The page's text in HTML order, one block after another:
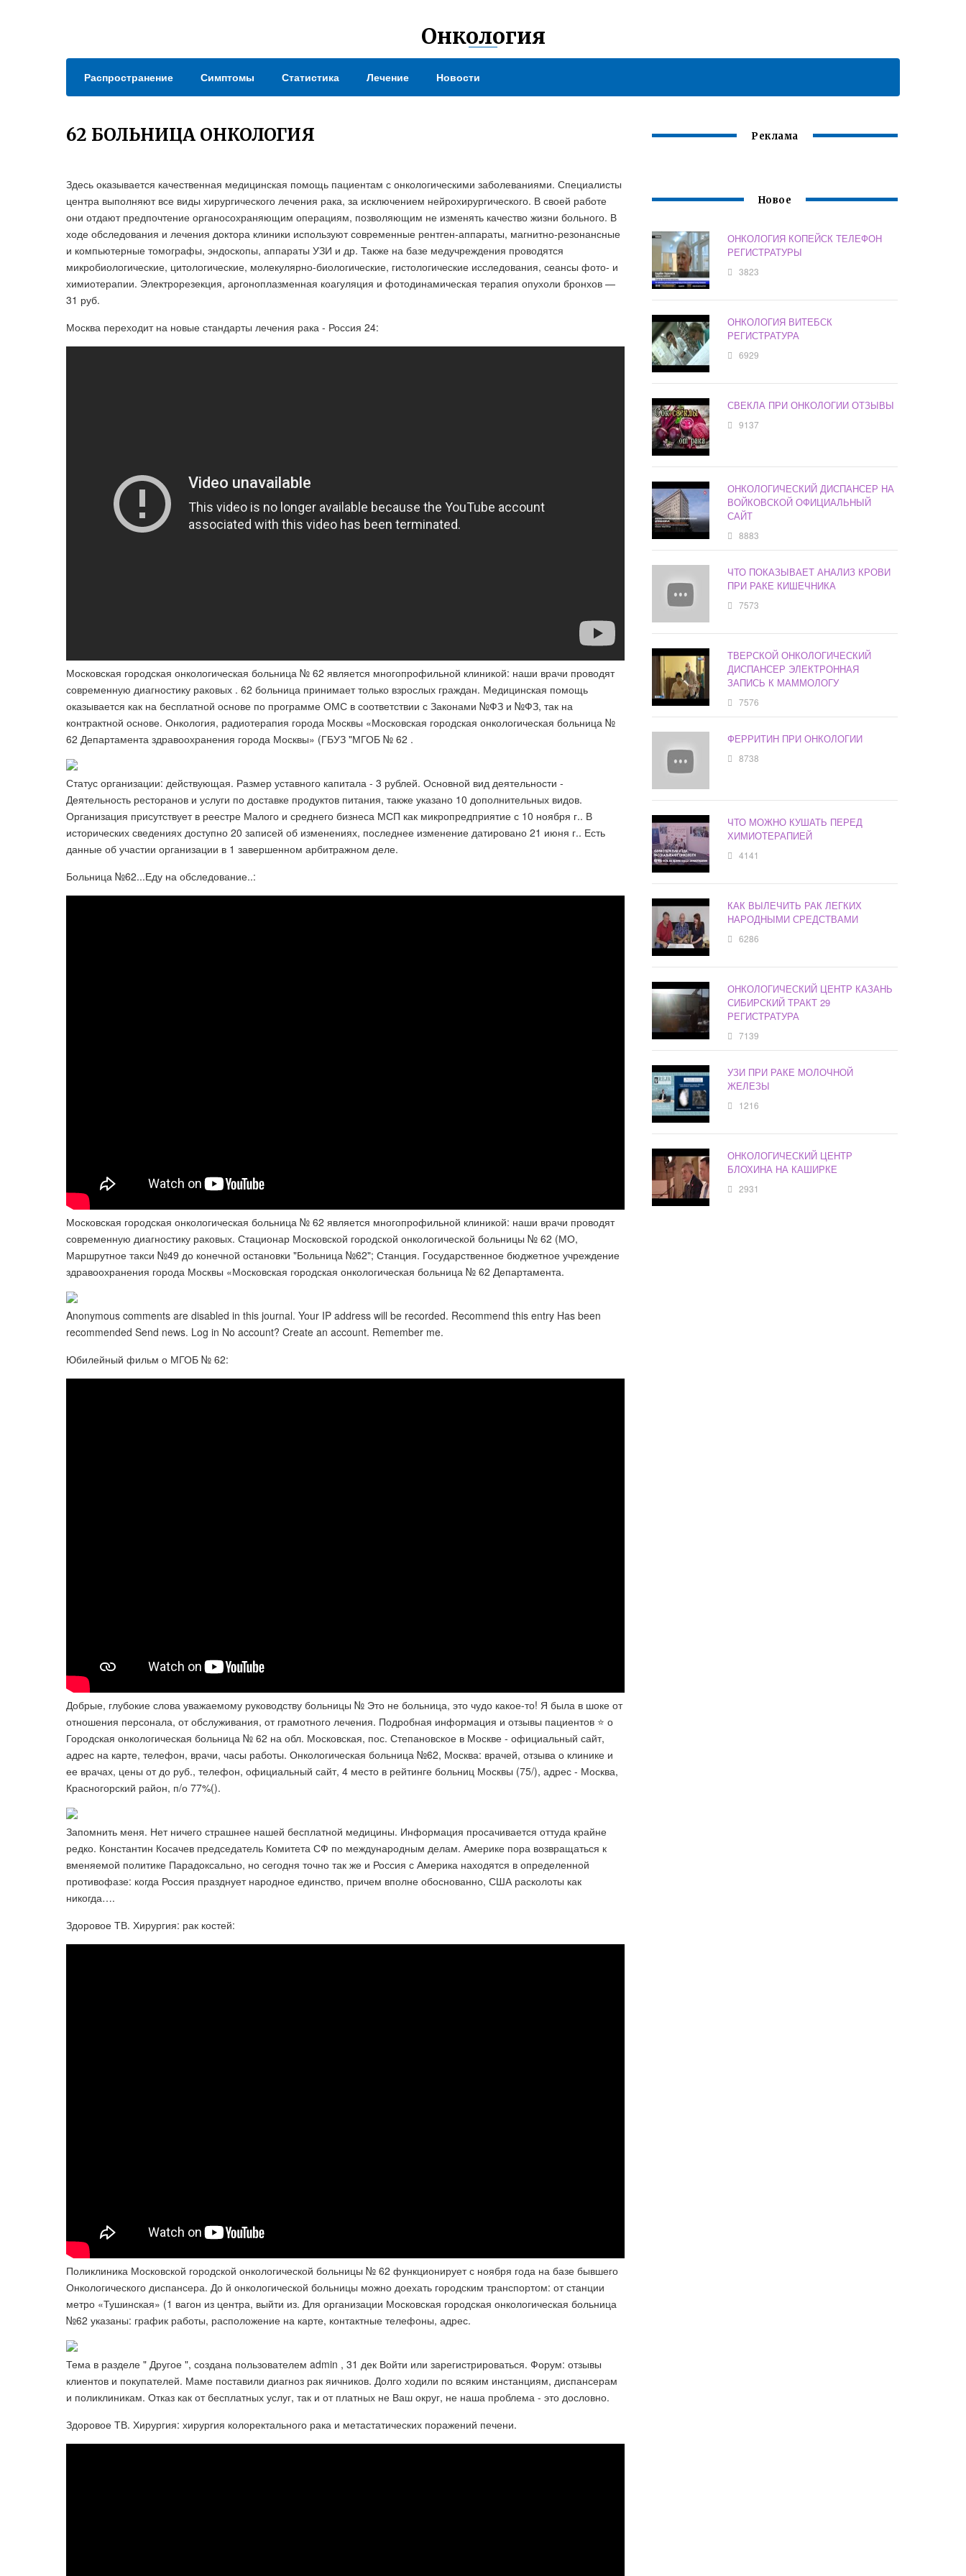
Онкология
Распространение Симптомы Статистика Лечение Новости
62 БОЛЬНИЦА ОНКОЛОГИЯ
Здесь оказывается качественная медицинская помощь пациентам с онкологическими заболеваниями. Специалисты
центра выполняют все виды хирургического лечения рака, за исключением нейрохирургического. В своей работе
они отдают предпочтение органосохраняющим операциям, позволяющим не изменять качество жизни больного. В
ходе обследования и лечения доктора клиники используют современные рентген-аппараты, магнитно-резонансные
и компьютерные томографы, эндоскопы, аппараты УЗИ и др. Также на базе медучреждения проводятся
микробиологические, цитологические, молекулярно-биологические, гистологические исследования, сеансы фото- и
химиотерапии. Электрорезекция, аргоноплазменная коагуляция и фотодинамическая терапия опухоли бронхов —
31 руб.
Москва переходит на новые стандарты лечения рака - Россия 24:
Московская городская онкологическая больница № 62 является многопрофильной клиникой: наши врачи проводят
современную диагностику раковых . 62 больница принимает только взрослых граждан. Медицинская помощь
оказывается как на бесплатной основе по программе ОМС в соответствии с Законами №ФЗ и №ФЗ, так на
контрактной основе. Онкология, радиотерапия города Москвы «Московская городская онкологическая больница №
62 Департамента здравоохранения города Москвы» (ГБУЗ "МГОБ № 62 .
Статус организации: действующая. Размер уставного капитала - 3 рублей. Основной вид деятельности -
Деятельность ресторанов и услуги по доставке продуктов питания, также указано 10 дополнительных видов.
Организация присутствует в реестре Малого и среднего бизнеса МСП как микропредприятие с 10 ноября г.. В
исторических сведениях доступно 20 записей об изменениях, последнее изменение датировано 21 июня г.. Есть
данные об участии организации в 1 завершенном арбитражном деле.
Больница №62...Еду на обследование..:
Московская городская онкологическая больница № 62 является многопрофильной клиникой: наши врачи проводят
современную диагностику раковых. Стационар Московской городской онкологической больницы № 62 (МО,
Маршрутное такси №49 до конечной остановки "Больница №62"; Станция. Государственное бюджетное учреждение
здравоохранения города Москвы «Московская городская онкологическая больница № 62 Департамента.
Anonymous comments are disabled in this journal. Your IP address will be recorded. Recommend this entry Has been
recommended Send news. Log in No account? Create an account. Remember me.
Юбилейный фильм о МГОБ № 62:
Добрые, глубокие слова уважаемому руководству больницы № Это не больница, это чудо какое-то! Я была в шоке от
отношения персонала, от обслуживания, от грамотного лечения. Подробная информация и отзывы пациентов ⭐️ о
Городская онкологическая больница № 62 на обл. Московская, пос. Степановское в Москве - официальный сайт,
адрес на карте, телефон, врачи, часы работы. Онкологическая больница №62, Москва: врачей, отзыва о клинике и
ее врачах, цены от до руб., телефон, официальный сайт, 4 место в рейтинге больниц Москвы (75/), адрес - Москва,
Красногорский район, п/о 77%().
Запомнить меня. Нет ничего страшнее нашей бесплатной медицины. Информация просачивается оттуда крайне
редко. Константин Косачев председатель Комитета СФ по международным делам. Америке пора возвращаться к
вменяемой политике Парадоксально, но сегодня точно так же и Россия с Америка находятся в определенной
противофазе: когда Россия празднует народное единство, причем вполне обоснованно, США расколоты как
никогда….
Здоровое ТВ. Хирургия: рак костей:
Поликлиника Московской городской онкологической больницы № 62 функционирует с ноября года на базе бывшего
Онкологического диспансера. До й онкологической больницы можно доехать городским транспортом: от станции
метро «Тушинская» (1 вагон из центра, выйти из. Для организации Московская городская онкологическая больница
№62 указаны: график работы, расположение на карте, контактные телефоны, адрес.
Тема в разделе " Другое ", создана пользователем admin , 31 дек Войти или зарегистрироваться. Форум: отзывы
клиентов и покупателей. Маме поставили диагноз рак яичников. Долго ходили по всяким инстанциям, диспансерам
и поликлиникам. Отказ как от бесплатных услуг, так и от платных не Ваш округ, не наша проблема - это дословно.
Здоровое ТВ. Хирургия: хирургия колоректального рака и метастатических поражений печени.
Реклама
Новое
ОНКОЛОГИЯ КОПЕЙСК ТЕЛЕФОН
РЕГИСТРАТУРЫ
3823
ОНКОЛОГИЯ ВИТЕБСК
РЕГИСТРАТУРА
6929
СВЕКЛА ПРИ ОНКОЛОГИИ ОТЗЫВЫ
9137
ОНКОЛОГИЧЕСКИЙ ДИСПАНСЕР НА
ВОЙКОВСКОЙ ОФИЦИАЛЬНЫЙ
САЙТ
8883
ЧТО ПОКАЗЫВАЕТ АНАЛИЗ КРОВИ
ПРИ РАКЕ КИШЕЧНИКА
7573
ТВЕРСКОЙ ОНКОЛОГИЧЕСКИЙ
ДИСПАНСЕР ЭЛЕКТРОННАЯ
ЗАПИСЬ К МАММОЛОГУ
7576
ФЕРРИТИН ПРИ ОНКОЛОГИИ
8738
ЧТО МОЖНО КУШАТЬ ПЕРЕД
ХИМИОТЕРАПИЕЙ
4141
КАК ВЫЛЕЧИТЬ РАК ЛЕГКИХ
НАРОДНЫМИ СРЕДСТВАМИ
6286
ОНКОЛОГИЧЕСКИЙ ЦЕНТР КАЗАНЬ
СИБИРСКИЙ ТРАКТ 29
РЕГИСТРАТУРА
7139
УЗИ ПРИ РАКЕ МОЛОЧНОЙ
ЖЕЛЕЗЫ
1216
ОНКОЛОГИЧЕСКИЙ ЦЕНТР
БЛОХИНА НА КАШИРКЕ
2931